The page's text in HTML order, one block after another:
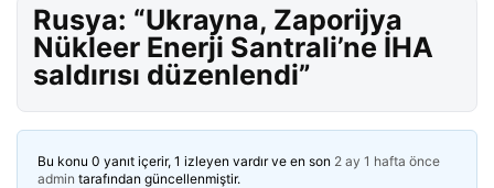
Rusya: “Ukrayna, Zaporijya
Nükleer Enerji Santrali’ne İHA
saldırısı düzenlendi”
Bu konu 0 yanıt içerir, 1 izleyen vardır ve en son 2 ay 1 hafta önce
admin tarafından güncellenmiştir.